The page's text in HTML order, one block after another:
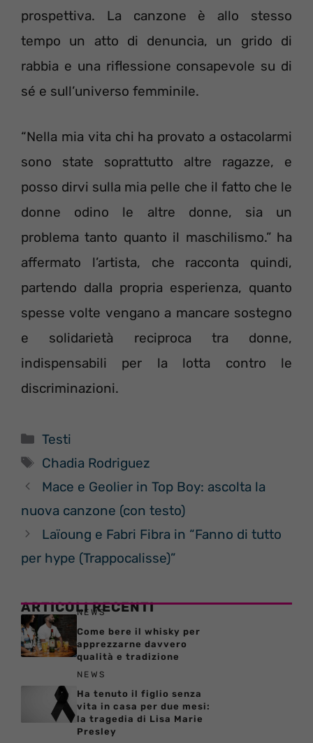
prospettiva. La canzone è allo stesso
tempo un atto di denuncia, un grido di
rabbia e una riflessione consapevole su di
sé e sull’universo femminile.
“Nella mia vita chi ha provato a ostacolarmi
sono state soprattutto altre ragazze, e
posso dirvi sulla mia pelle che il fatto che le
donne odino le altre donne, sia un
problema tanto quanto il maschilismo.” ha
affermato l’artista, che racconta quindi,
partendo dalla propria esperienza, quanto
spesse volte vengano a mancare sostegno
e solidarietà reciproca tra donne,
indispensabili per la lotta contro le
discriminazioni.
Categorie
Testi
Tag
Chadia Rodriguez
Mace e Geolier in Top Boy: ascolta la
nuova canzone (con testo)
Laïoung e Fabri Fibra in “Fanno di tutto
per hype (Trappocalisse)”
ARTICOLI RECENTI
NEWS
Come bere il whisky per
apprezzarne davvero
qualità e tradizione
NEWS
Ha tenuto il figlio senza
vita in casa per due mesi:
la tragedia di Lisa Marie
Presley